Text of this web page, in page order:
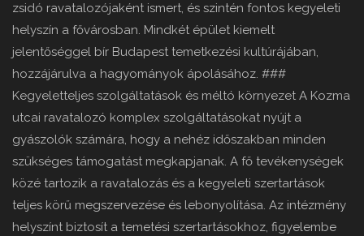
zsidó ravatalozójaként ismert, és szintén fontos kegyeleti
helyszín a fővárosban. Mindkét épület kiemelt
jelentőséggel bír Budapest temetkezési kultúrájában,
hozzájárulva a hagyományok ápolásához. ###
Kegyeletteljes szolgáltatások és méltó környezet A Kozma
utcai ravatalozó komplex szolgáltatásokat nyújt a
gyászolók számára, hogy a nehéz időszakban minden
szükséges támogatást megkapjanak. A fő tevékenységek
közé tartozik a ravatalozás és a kegyeleti szertartások
teljes körű megszervezése és lebonyolítása. Az intézmény
helyszínt biztosít a temetési szertartásokhoz, figyelembe